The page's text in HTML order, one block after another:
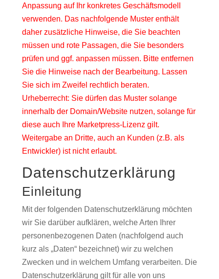
Anpassung auf Ihr konkretes Geschäftsmodell
verwenden. Das nachfolgende Muster enthält
daher zusätzliche Hinweise, die Sie beachten
müssen und rote Passagen, die Sie besonders
prüfen und ggf. anpassen müssen. Bitte entfernen
Sie die Hinweise nach der Bearbeitung. Lassen
Sie sich im Zweifel rechtlich beraten.
Urheberrecht: Sie dürfen das Muster solange
innerhalb der Domain/Website nutzen, solange für
diese auch Ihre Marketpress-Lizenz gilt.
Weitergabe an Dritte, auch an Kunden (z.B. als
Entwickler) ist nicht erlaubt.
Datenschutzerklärung
Einleitung
Mit der folgenden Datenschutzerklärung möchten
wir Sie darüber aufklären, welche Arten Ihrer
personenbezogenen Daten (nachfolgend auch
kurz als „Daten“ bezeichnet) wir zu welchen
Zwecken und in welchem Umfang verarbeiten. Die
Datenschutzerklärung gilt für alle von uns